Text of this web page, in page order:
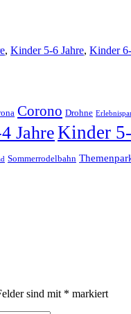
, Kinder 5-6 Jahre, Kinder
Corono Drohne
JahreKinder
Sommerrodelbahn
sind mit * markiert